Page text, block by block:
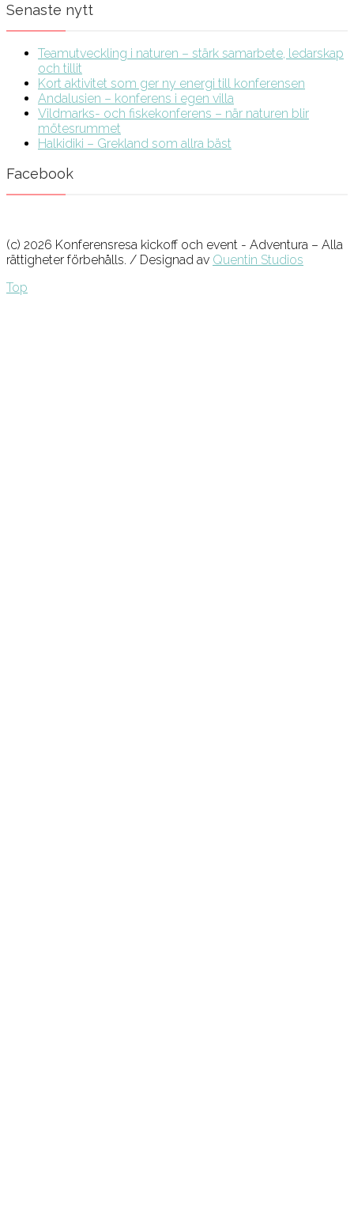
Senaste nytt
Teamutveckling i naturen – stärk samarbete, ledarskap
och tillit
Kort aktivitet som ger ny energi till konferensen
Andalusien – konferens i egen villa
Vildmarks- och fiskekonferens – när naturen blir
mötesrummet
Halkidiki – Grekland som allra bäst
Facebook
(c) 2026 Konferensresa kickoff och event - Adventura – Alla
rättigheter förbehålls. / Designad av Quentin Studios
Top